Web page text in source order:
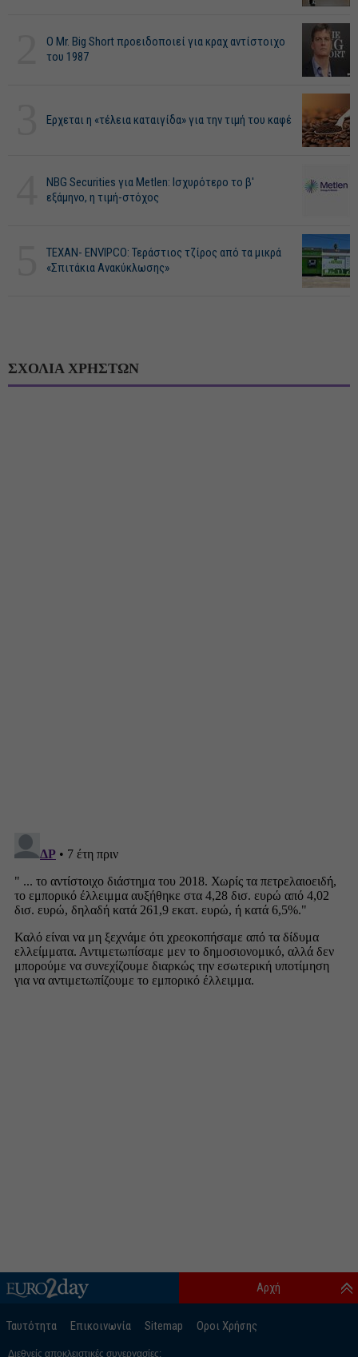
O Mr. Big Short προειδοποιεί για κραχ αντίστοιχο
του 1987
Ερχεται η «τέλεια καταιγίδα» για την τιμή του καφέ
NBG Securities για Metlen: Ισχυρότερο το β'
εξάμηνο, η τιμή-στόχος
ΤΕΧΑΝ- ENVIPCO: Τεράστιος τζίρος από τα μικρά
«Σπιτάκια Ανακύκλωσης»
ΣΧΟΛΙΑ ΧΡΗΣΤΩΝ
Ταυτότητα Επικοινωνία Sitemap Οροι Χρήσης
Αρχή
Διεθνείς αποκλειστικές συνεργασίες: